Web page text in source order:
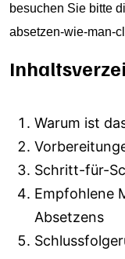
besuchen Sie bitte
absetzen-wie-man-
Warum ist
Schritt-für-
Empfohlene
Absetzens